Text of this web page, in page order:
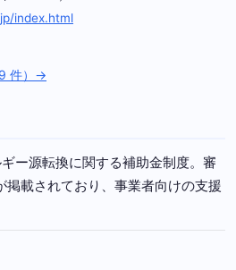
index.html
件）→
ー源転換に関する補助金制度。審
掲載されており、事業者向けの支援